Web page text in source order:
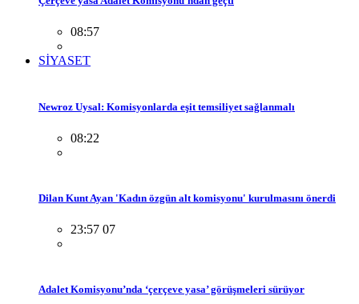
08:57
SİYASET
Newroz Uysal: Komisyonlarda eşit temsiliyet sağlanmalı
08:22
Dilan Kunt Ayan 'Kadın özgün alt komisyonu' kurulmasını önerdi
23:57 07
Adalet Komisyonu’nda ‘çerçeve yasa’ görüşmeleri sürüyor